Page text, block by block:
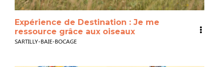
Expérience de Destination : Je me
ressource grâce aux oiseaux
SARTILLY-BAIE-BOCAGE